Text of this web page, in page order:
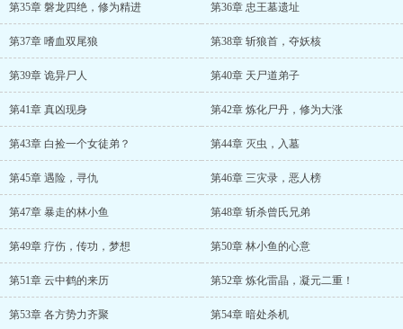
第35章 磐龙四绝，修为精进 第36章 忠王墓遗址
第37章 嗜血双尾狼 第38章 斩狼首，夺妖核
第39章 诡异尸人 第40章 天尸道弟子
第41章 真凶现身 第42章 炼化尸丹，修为大涨
第43章 白捡一个女徒弟？ 第44章 灭虫，入墓
第45章 遇险，寻仇 第46章 三灾录，恶人榜
第47章 暴走的林小鱼 第48章 斩杀曾氏兄弟
第49章 疗伤，传功，梦想 第50章 林小鱼的心意
第51章 云中鹤的来历 第52章 炼化雷晶，凝元二重！
第53章 各方势力齐聚 第54章 暗处杀机